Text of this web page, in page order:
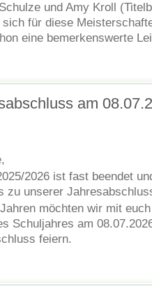
und Amy Kroll
sich für diese
eine bemerkenswerte
in Berlin
am
2026 ist fast beendet
zu unserer
möchten wir mit
Schuljahres am
feiern.
am 08.07.2026 in Eichhorst